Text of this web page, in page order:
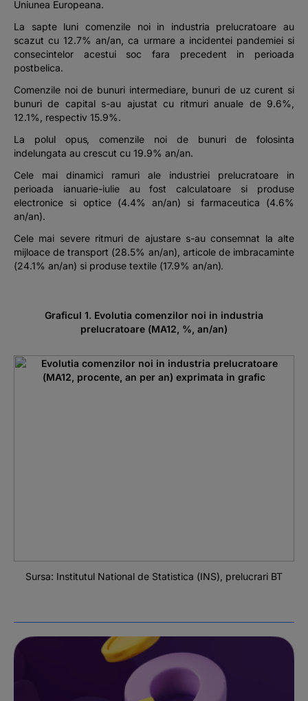
Uniunea Europeana.
La sapte luni comenzile noi in industria prelucratoare au
scazut cu 12.7% an/an, ca urmare a incidentei pandemiei si
consecintelor acestui soc fara precedent in perioada
postbelica.
Comenzile noi de bunuri intermediare, bunuri de uz curent si
bunuri de capital s-au ajustat cu ritmuri anuale de 9.6%,
12.1%, respectiv 15.9%.
La polul opus, comenzile noi de bunuri de folosinta
indelungata au crescut cu 19.9% an/an.
Cele mai dinamici ramuri ale industriei prelucratoare in
perioada ianuarie-iulie au fost calculatoare si produse
electronice si optice (4.4% an/an) si farmaceutica (4.6%
an/an).
Cele mai severe ritmuri de ajustare s-au consemnat la alte
mijloace de transport (28.5% an/an), articole de imbracaminte
(24.1% an/an) si produse textile (17.9% an/an).
Graficul 1. Evolutia comenzilor noi in industria
prelucratoare (MA12, %, an/an)
Sursa: Institutul National de Statistica (INS), prelucrari BT